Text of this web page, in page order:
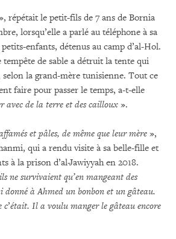
répétait le petit-fils de 7 ans de Bornia
lorsqu’elle a parlé au téléphone à sa
enfants, détenus au camp d’al-Hol.
de sable a détruit la tente qui
la grand-mère tunisienne. Tout ce
faire pour passer le temps, a-t-elle
avec de la terre et des cailloux ».
et pâles, de même que leur mère »,
qui a rendu visite à sa belle-fille et
à la prison d’al-Jawiyyah en 2018.
ne survivaient qu’en mangeant des
donné à Ahmed un bonbon et un gâteau.
c’était. Il a voulu manger le gâteau encore